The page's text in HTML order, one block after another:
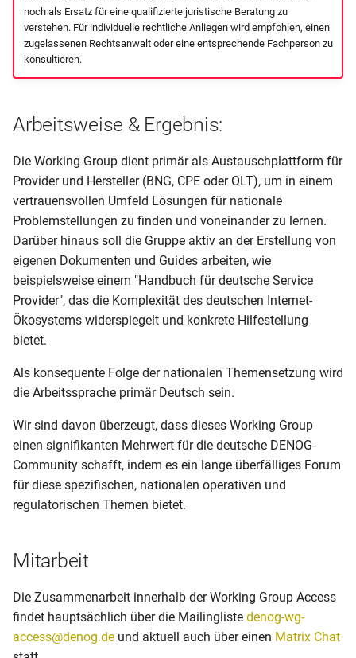
noch als Ersatz für eine qualifizierte juristische Beratung zu
verstehen. Für individuelle rechtliche Anliegen wird empfohlen, einen
zugelassenen Rechtsanwalt oder eine entsprechende Fachperson zu
konsultieren.
Arbeitsweise & Ergebnis:
Die Working Group dient primär als Austauschplattform für
Provider und Hersteller (BNG, CPE oder OLT), um in einem
vertrauensvollen Umfeld Lösungen für nationale
Problemstellungen zu finden und voneinander zu lernen.
Darüber hinaus soll die Gruppe aktiv an der Erstellung von
eigenen Dokumenten und Guides arbeiten, wie
beispielsweise einem "Handbuch für deutsche Service
Provider", das die Komplexität des deutschen Internet-
Ökosystems widerspiegelt und konkrete Hilfestellung
bietet.
Als konsequente Folge der nationalen Themensetzung wird
die Arbeitssprache primär Deutsch sein.
Wir sind davon überzeugt, dass dieses Working Group
einen signifikanten Mehrwert für die deutsche DENOG-
Community schafft, indem es ein lange überfälliges Forum
für diese spezifischen, nationalen operativen und
regulatorischen Themen bietet.
Mitarbeit
Die Zusammenarbeit innerhalb der Working Group Access
findet hauptsächlich über die Mailingliste denog-wg-
access@denog.de und aktuell auch über einen Matrix Chat